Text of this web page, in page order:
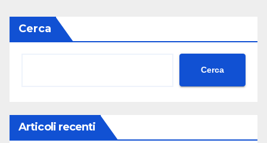
Cerca
Cerca
Articoli recenti